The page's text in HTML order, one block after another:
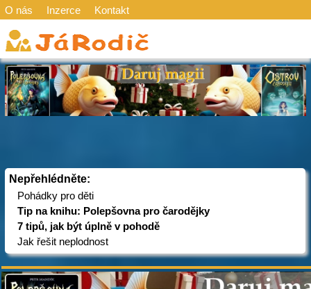
O nás Inzerce Kontakt
Nepřehlédněte:
Pohádky pro děti
Tip na knihu: Polepšovna pro čarodějky
7 tipů, jak být úplně v pohodě
Jak řešit neplodnost